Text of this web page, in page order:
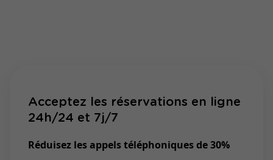
Acceptez les réservations en ligne
24h/24 et 7j/7
Réduisez les appels téléphoniques de 30%